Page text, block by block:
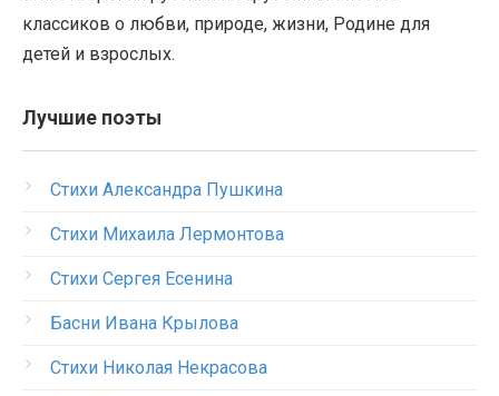
классиков о любви, природе, жизни, Родине для
детей и взрослых.
Лучшие поэты
Стихи Александра Пушкина
Стихи Михаила Лермонтова
Стихи Сергея Есенина
Басни Ивана Крылова
Стихи Николая Некрасова